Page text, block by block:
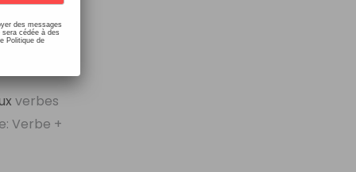
verbes
Verbe +
des messages
sera cédée à des
Politique de